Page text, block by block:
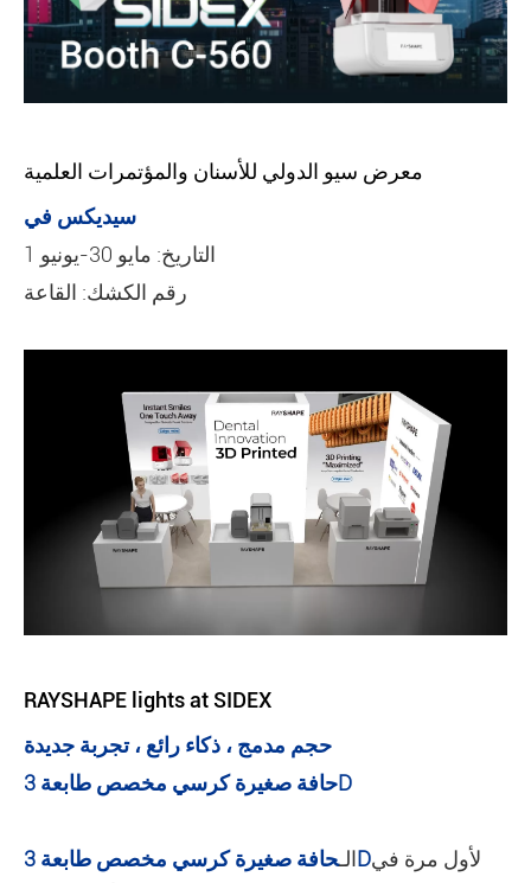
معرض سيو الدولي للأسنان والمؤتمرات العلمية
سيديكس في
التاريخ: مايو 30-يونيو 1
رقم الكشك: القاعة
RAYSHAPE lights at SIDEX
حجم مدمج ، ذكاء رائع ، تجربة جديدة
حافة صغيرة كرسي مخصص طابعة 3D
الـحافة صغيرة كرسي مخصص طابعة 3Dلأول مرة في